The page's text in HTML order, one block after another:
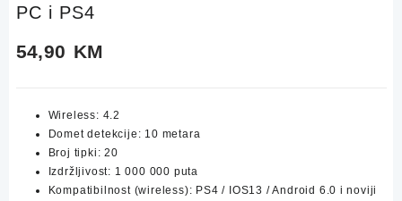
PC i PS4
54,90 KM
Wireless: 4.2
Domet detekcije: 10 metara
Broj tipki: 20
Izdržljivost: 1 000 000 puta
Kompatibilnost (wireless): PS4 / IOS13 / Android 6.0 i noviji